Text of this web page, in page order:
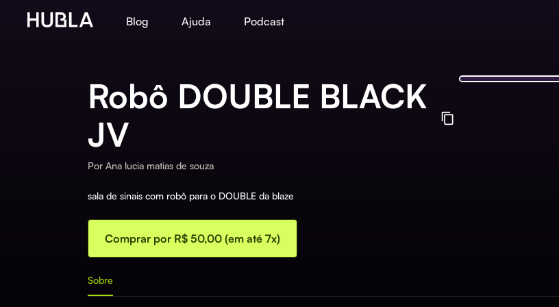
Blog Ajuda Podcast
Robô DOUBLE BLACK
JV
Por Ana lucia matias de souza
sala de sinais com robô para o DOUBLE da blaze
Comprar por R$ 50,00 (em até 7x)
Sobre